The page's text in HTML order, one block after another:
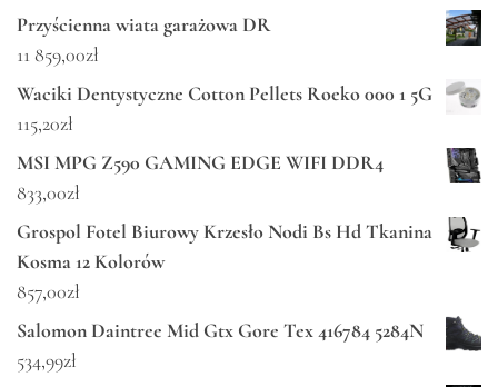
Przyścienna wiata garażowa DR
11 859,00zł
Waciki Dentystyczne Cotton Pellets Roeko 000 1 5G
115,20zł
MSI MPG Z590 GAMING EDGE WIFI DDR4
833,00zł
Grospol Fotel Biurowy Krzesło Nodi Bs Hd Tkanina
Kosma 12 Kolorów
857,00zł
Salomon Daintree Mid Gtx Gore Tex 416784 5284N
534,99zł